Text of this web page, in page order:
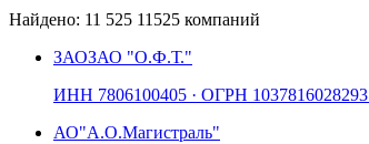
Найдено: 11 525 11525 компаний
ЗАОЗАО "О.Ф.Т."
ИНН 7806100405 · ОГРН 1037816028293
АО"А.О.Магистраль"